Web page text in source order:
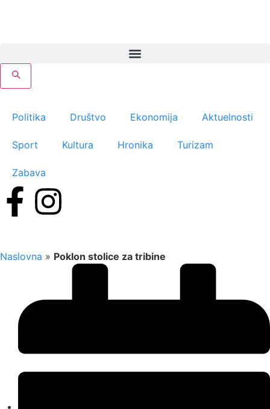
Politika Društvo Ekonomija Aktuelnosti
Sport Kultura Hronika Turizam
Zabava
Naslovna » Poklon stolice za tribine